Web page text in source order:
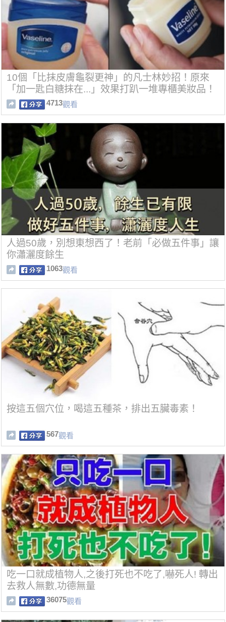
10個「比抹皮膚龜裂更神」的凡士林妙招！原來
「加一匙白糖抹在...」效果打趴一堆專櫃美妝品！
4713觀看
人過50歲，別想東想西了！老前「必做五件事」讓
你瀟灑度餘生
1063觀看
按這五個穴位，喝這五種茶，排出五臟毒素！
567觀看
吃一口就成植物人,之後打死也不吃了,嚇死人! 轉出
去救人無數,功德無量
36075觀看